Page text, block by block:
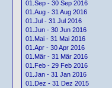
01.Sep - 30 Sep 2016
01.Aug - 31 Aug 2016
01.Jul - 31 Jul 2016
01.Jun - 30 Jun 2016
01.Mai - 31 Mai 2016
01.Apr - 30 Apr 2016
01.Mär - 31 Mär 2016
01.Feb - 29 Feb 2016
01.Jan - 31 Jan 2016
01.Dez - 31 Dez 2015